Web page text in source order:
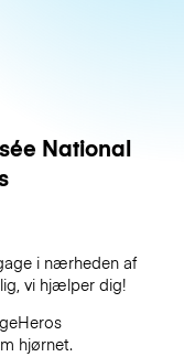
National
i nærheden af
vi hjælper dig!
hjørnet.